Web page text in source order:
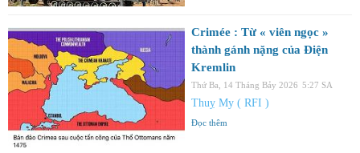
Crimée : Từ « viên ngọc »
thành gánh nặng của Điện
Kremlin
Thứ Ba, 14 Tháng Bảy 2026 5:27 SA
Thuỵ My ( RFI )
Đọc thêm